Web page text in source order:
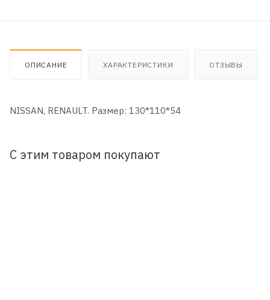
ОПИСАНИЕ ХАРАКТЕРИСТИКИ ОТЗЫВЫ
NISSAN, RENAULT. Размер: 130*110*54
С этим товаром покупают